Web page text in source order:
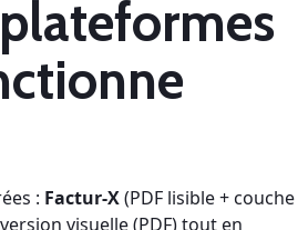
: Factur‑X(PDF lisible + couche
visuelle (PDF) tout en